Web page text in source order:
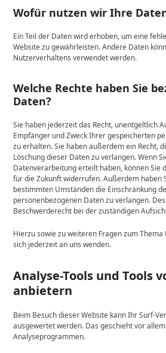
Wofür nutzen wir Ihre
Ein Teil der Daten wird erhoben, um eine
Website zu gewährleisten. Andere Daten
Nutzerverhaltens verwendet werden.
Welche Rechte haben Sie
Daten?
Sie haben jederzeit das Recht, unentgeltlich
Empfänger und Zweck Ihrer gespeicherten
zu erhalten. Sie haben außerdem ein Recht,
Löschung dieser Daten zu verlangen. Wenn
Datenverarbeitung erteilt haben, können Sie
für die Zukunft widerrufen. Außerdem haben
bestimmten Umständen die Einschränkung
personenbezogenen Daten zu verlangen.
Beschwerderecht bei der zuständigen
Hierzu sowie zu weiteren Fragen zum
sich jederzeit an uns wenden.
Analyse-Tools und Tools
anbietern
Beim Besuch dieser Website kann Ihr Surf-
ausgewertet werden. Das geschieht vor
Analyseprogrammen.